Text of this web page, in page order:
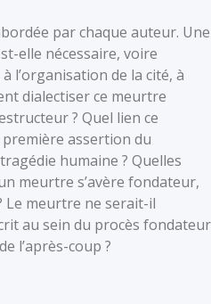
par chaque auteur. Une
elle nécessaire, voire
l’organisation de la cité, à
dialectiser ce meurtre
? Quel lien ce
assertion du
humaine ? Quelles
meurtre s’avère fondateur,
Le meurtre ne serait-il
au sein du procès fondateur
l’après-coup ?